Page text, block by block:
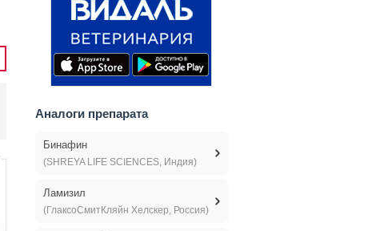
Аналоги препарата
Бинафин
(SHREYA LIFE SCIENCES, Индия)
Ламизил
(ГлаксоСмитКляйн Хелскер, Россия)